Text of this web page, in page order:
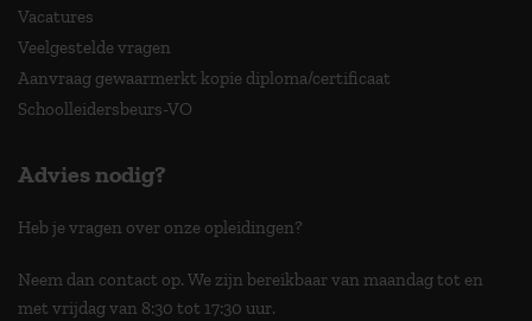
Vacatures
Veelgestelde vragen
Aanvraag gewaarmerkt kopie diploma/certificaat
Schoolleidersbeurs-VO
Advies nodig?
Heb je vragen over onze opleidingen?
Neem dan contact op. We zijn bereikbaar van maandag tot en
met vrijdag van 8:30 tot 17:30 uur.